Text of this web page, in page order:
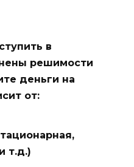
в
решимости
деньги на
от:
т.д.)